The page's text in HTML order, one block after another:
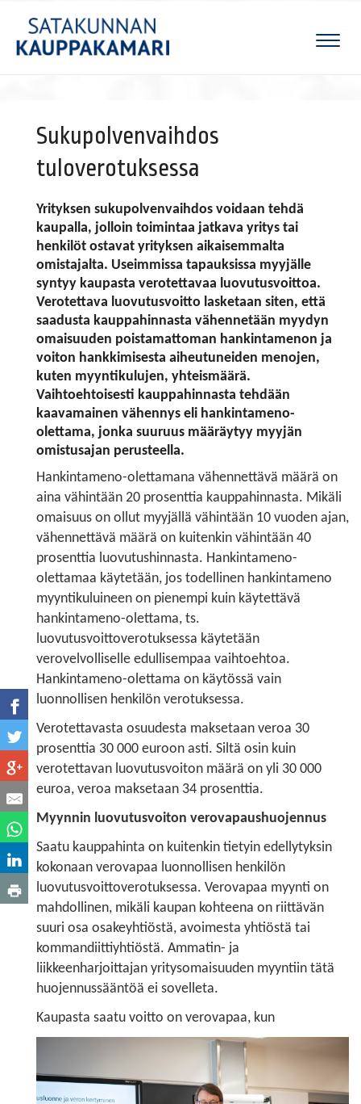
Sukupolvenvaihdos
tuloverotuksessa
Yrityksen sukupolvenvaihdos voidaan tehdä
kaupalla, jolloin toimintaa jatkava yritys tai
henkilöt ostavat yrityksen aikaisemmalta
omistajalta. Useimmissa tapauksissa myyjälle
syntyy kaupasta verotettavaa luovutusvoittoa.
Verotettava luovutusvoitto lasketaan siten, että
saadusta kauppahinnasta vähennetään myydyn
omaisuuden poistamattoman hankintamenon ja
voiton hankkimisesta aiheutuneiden menojen,
kuten myyntikulujen, yhteismäärä.
Vaihtoehtoisesti kauppahinnasta tehdään
kaavamainen vähennys eli hankintameno-
olettama, jonka suuruus määräytyy myyjän
omistusajan perusteella.
Hankintameno-olettamana vähennettävä määrä on
aina vähintään 20 prosenttia kauppahinnasta. Mikäli
omaisuus on ollut myyjällä vähintään 10 vuoden ajan,
vähennettävä määrä on kuitenkin vähintään 40
prosenttia luovutushinnasta. Hankintameno-
olettamaa käytetään, jos todellinen hankintameno
myyntikuluineen on pienempi kuin käytettävä
hankintameno-olettama, ts.
luovutusvoittoverotuksessa käytetään
verovelvolliselle edullisempaa vaihtoehtoa.
Hankintameno-olettama on käytössä vain
luonnollisen henkilön verotuksessa.
Verotettavasta osuudesta maksetaan veroa 30
prosenttia 30 000 euroon asti. Siltä osin kuin
verotettavan luovutusvoiton määrä on yli 30 000
euroa, veroa maksetaan 34 prosenttia.
Myynnin luovutusvoiton verovapaushuojennus
Saatu kauppahinta on kuitenkin tietyin edellytyksin
kokonaan verovapaa luonnollisen henkilön
luovutusvoittoverotuksessa. Verovapaa myynti on
mahdollinen, mikäli kaupan kohteena on riittävän
suuri osa osakeyhtiöstä, avoimesta yhtiöstä tai
kommandiittiyhtiöstä. Ammatin- ja
liikkeenharjoittajan yritysomaisuuden myyntiin tätä
huojennussääntöä ei sovelleta.
Kaupasta saatu voitto on verovapaa, kun